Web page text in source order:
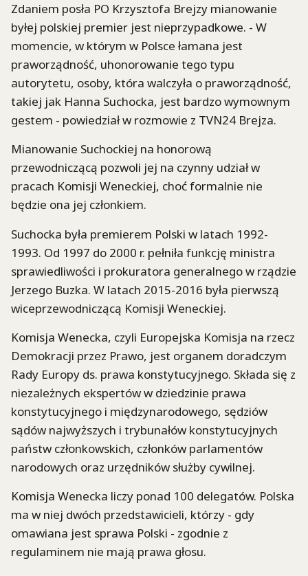
Zdaniem posła PO Krzysztofa Brejzy mianowanie
byłej polskiej premier jest nieprzypadkowe. - W
momencie, w którym w Polsce łamana jest
praworządność, uhonorowanie tego typu
autorytetu, osoby, która walczyła o praworządność,
takiej jak Hanna Suchocka, jest bardzo wymownym
gestem - powiedział w rozmowie z TVN24 Brejza.
Mianowanie Suchockiej na honorową
przewodniczącą pozwoli jej na czynny udział w
pracach Komisji Weneckiej, choć formalnie nie
będzie ona jej członkiem.
Suchocka była premierem Polski w latach 1992-
1993. Od 1997 do 2000 r. pełniła funkcję ministra
sprawiedliwości i prokuratora generalnego w rządzie
Jerzego Buzka. W latach 2015-2016 była pierwszą
wiceprzewodniczącą Komisji Weneckiej.
Komisja Wenecka, czyli Europejska Komisja na rzecz
Demokracji przez Prawo, jest organem doradczym
Rady Europy ds. prawa konstytucyjnego. Składa się z
niezależnych ekspertów w dziedzinie prawa
konstytucyjnego i międzynarodowego, sędziów
sądów najwyższych i trybunałów konstytucyjnych
państw członkowskich, członków parlamentów
narodowych oraz urzędników służby cywilnej.
Komisja Wenecka liczy ponad 100 delegatów. Polska
ma w niej dwóch przedstawicieli, którzy - gdy
omawiana jest sprawa Polski - zgodnie z
regulaminem nie mają prawa głosu.